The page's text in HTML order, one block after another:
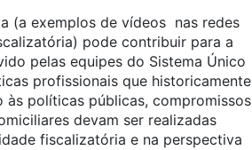
(a exemplos de vídeos nas redes
pode contribuir para a
pelas equipes do Sistema Único
profissionais que historicamente
políticas públicas, compromissos
devam ser realizadas
fiscalizatória e na perspectiva